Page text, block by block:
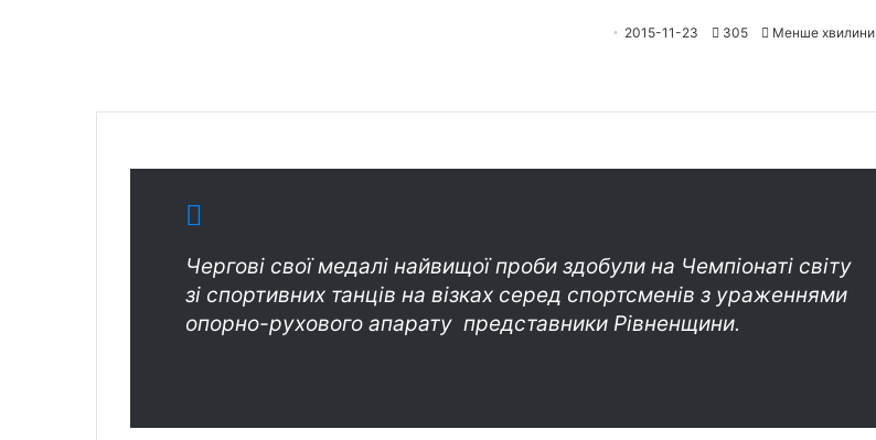
2015-11-23 305 Менше хвилини
Чергові свої медалі найвищої проби здобули на Чемпіонаті світу
зі спортивних танців на візках серед спортсменів з ураженнями
опорно-рухового апарату представники Рівненщини.